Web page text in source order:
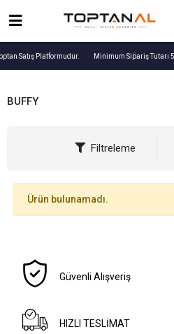
Satış Platformudur. Minimum Sipariş Tutarı
BUFFY
Filtreleme
Ürün bulunamadı.
Güvenli Alışveriş
HIZLI TESLİMAT